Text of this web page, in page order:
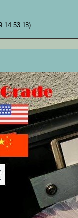
14:53:18)